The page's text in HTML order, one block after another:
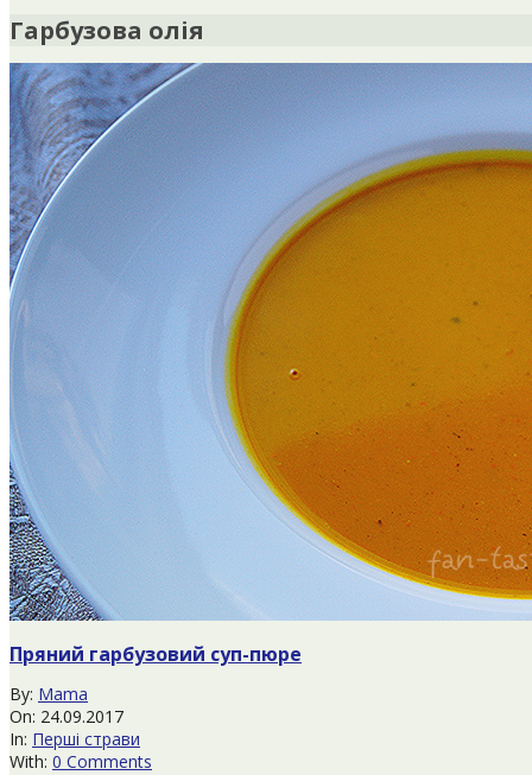
Гарбузова олія
Пряний гарбузовий суп-пюре
2017-
09-
24
By: Mama
On: 24.09.2017
In: Перші страви
With: 0 Comments